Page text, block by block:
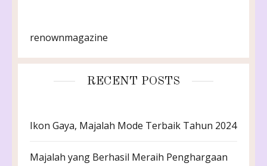
renownmagazine
RECENT POSTS
Ikon Gaya, Majalah Mode Terbaik Tahun 2024
Majalah yang Berhasil Meraih Penghargaan